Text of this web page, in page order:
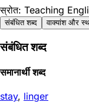
स्रोत: Teaching
संबंधित शब्द वाक्यांश और
संबंधित शब्द
समानार्थी शब्द
stay, linger